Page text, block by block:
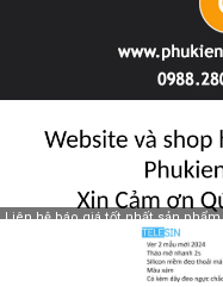
Liên hệ báo giá tốt nhất sản phẩm